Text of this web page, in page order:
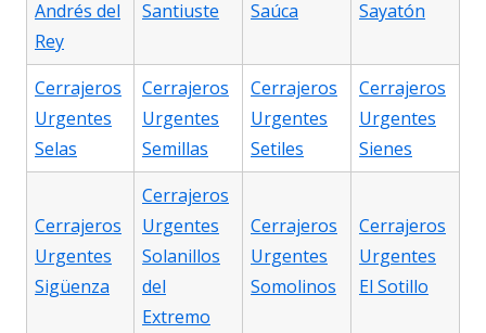
Andrés del
Rey
Santiuste
Saúca
Sayatón
Cerrajeros
Urgentes
Selas
Cerrajeros
Urgentes
Semillas
Cerrajeros
Urgentes
Setiles
Cerrajeros
Urgentes
Sienes
Cerrajeros
Urgentes
Sigüenza
Cerrajeros
Urgentes
Solanillos
del
Extremo
Cerrajeros
Urgentes
Somolinos
Cerrajeros
Urgentes
El Sotillo